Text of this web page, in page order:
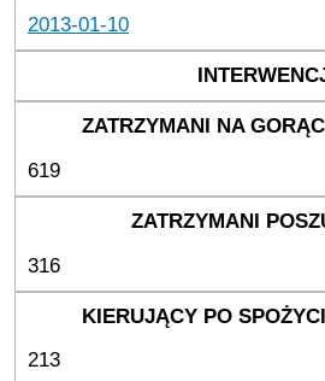
2013-01-10
619
316
213